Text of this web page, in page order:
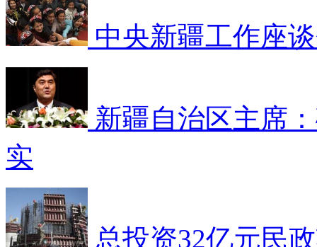
中央新疆工作座
新疆自治区主席
实
总投资32亿元民